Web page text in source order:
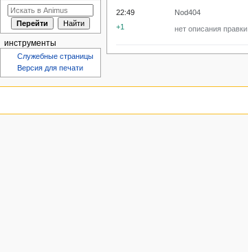
Nod404
нет описания правки
22:49
+1
инструменты
Служебные страницы
Версия для печати